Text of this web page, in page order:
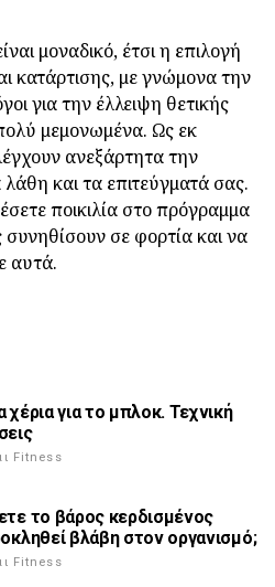
μοναδικό, έτσι η επιλογή
κατάρτισης, με γνώμονα την
για την έλλειψη θετικής
μεμονωμένα. Ως εκ
ανεξάρτητα την
και τα επιτεύγματά σας.
ποικιλία στο πρόγραμμα
σε φορτία και να
αυτά.
χέρια για το μπλοκ. Τεχνική
Fitness
το βάρος κερδισμένος
βλάβη στον οργανισμό;
Fitness